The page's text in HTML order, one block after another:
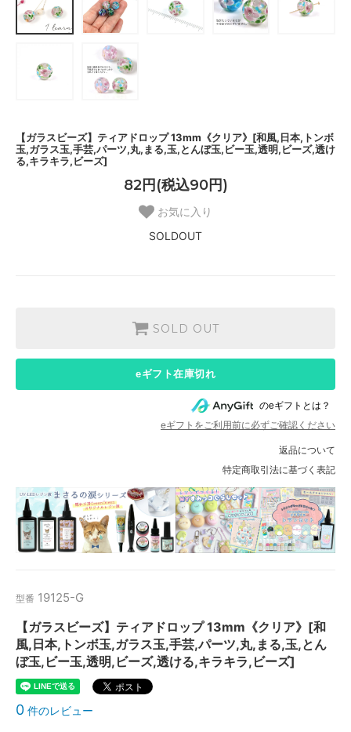
【ガラスビーズ】ティアドロップ 13mm《クリア》[和風,日本,トンボ
玉,ガラス玉,手芸,パーツ,丸,まる,玉,とんぼ玉,ビー玉,透明,ビーズ,透け
る,キラキラ,ビーズ]
82円(税込90円)
お気に入り
SOLDOUT
SOLD OUT
eギフト在庫切れ
のeギフトとは？
eギフトをご利用前に必ずご確認ください
返品について
特定商取引法に基づく表記
型番 19125-G
【ガラスビーズ】ティアドロップ 13mm《クリア》[和
風,日本,トンボ玉,ガラス玉,手芸,パーツ,丸,まる,玉,とん
ぼ玉,ビー玉,透明,ビーズ,透ける,キラキラ,ビーズ]
0 件のレビュー